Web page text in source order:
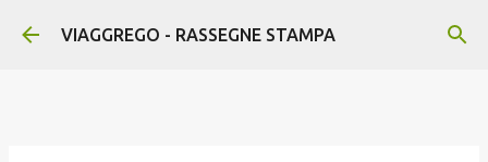
Passa ai contenuti principali
VIAGGREGO - RASSEGNE STAMPA